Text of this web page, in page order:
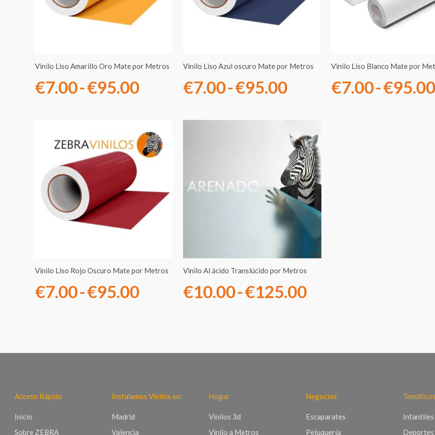
Vinilo Liso Amarillo Oro Mate por Metros
€7.00-€95.00
€7.00
Vinilo Liso Azul oscuro Mate por Metros
€7.00-€95.00
€7.00
Vinilo Liso Blanco Mate por
€7.00-€95.00
Vinilo Liso Rojo Oscuro Mate por Metros
€7.00-€95.00
Rango
de
desde
€7.00
€95.00Vinilo Al ácido Translúcido por Metros
€10.00-€125.00
Rango
de
precios:
desde
€10.00
hasta
€125.00
Acceso Rápido
Inicio
Sobre ZEBRA
Instalamos Vinilos en:
Madrid
Valencia
Hogar
Vinilos 3d
Vinilo a Metros
Negocios
Escaparates
Peluquería
Temáticos
Infantiles
Deportes